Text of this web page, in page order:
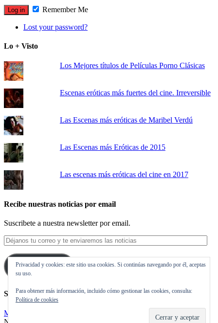
Remember Me
Lost your password?
Lo + Visto
Los Mejores títulos de Películas Porno Clásicas
Escenas eróticas más fuertes del cine. Irreversible
Las Escenas más eróticas de Maribel Verdú
Las Escenas más Eróticas de 2015
Las escenas más eróticas del cine en 2017
Recibe nuestras noticias por email
Suscribete a nuestra newsletter por email.
Déjanos
tu
correo
y
te
las
noticias
Suscribirse
Síguenos en Twitter
Mis tuits
Privacidad y cookies: este sitio usa cookies. Si continúas navegando por él, aceptas
su uso.
Para obtener más información, incluido cómo gestionar las cookies, consulta:
Política de cookies